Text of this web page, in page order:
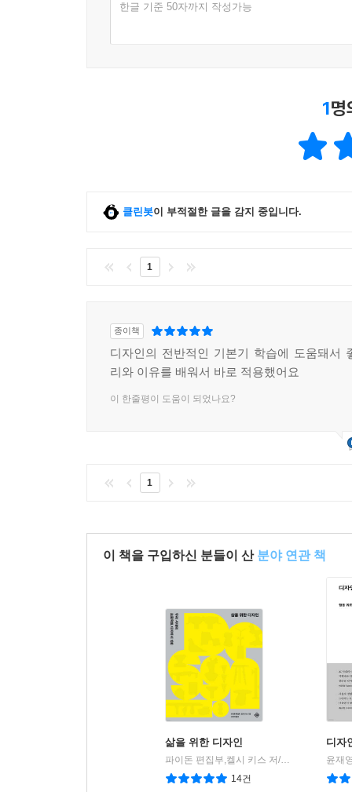
한글 기준 50자까지 작성가능
1명
클린봇이 부적절한 글을 감지 중입니다.
1
종이책
디자인의 전반적인 기본기 학습에 도움돼서
리와 이유를 배워서 바로 적용했어요
이 한줄평이 도움이 되었나요?
1
이 책을 구입하신 분들이 산 분야 연관 책
삶을 위한 디자인
파이돈 편집부,켈시 키스 저/최다인 역
을유
14건
디자
윤재